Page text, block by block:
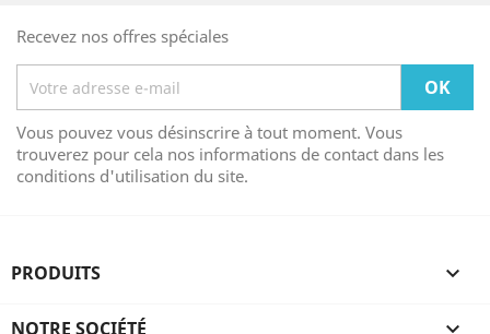
Recevez nos offres spéciales
Vous pouvez vous désinscrire à tout moment. Vous
trouverez pour cela nos informations de contact dans les
conditions d'utilisation du site.
PRODUITS 
NOTRE SOCIÉTÉ